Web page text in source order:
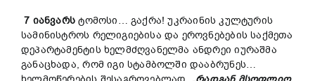
7 იანვარს ტომოსი… გაქრა! უკრაინის კულტურის
სამინისტროს რელიგიებისა და ეროვნებების საქმეთა
დეპარტამენტის ხელმძღვანელმა ანდრეი იურაშმა
განაცხადა, რომ იგი სტამბოლში დააბრუნეს…